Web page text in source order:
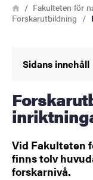
Länkstig
HemFakulteten för
Forskarutbildning
Sidans innehåll
Forskarutbildningsämnen och
Vid Fakulteten
finns tolv
forskarnivå.